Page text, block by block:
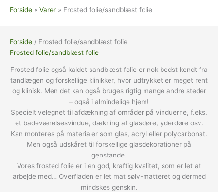
Forside Varer Frosted folie/sandblæst folie
Forside / Frosted folie/sandblæst folie
Frosted folie/sandblæst folie
Frosted folie også kaldet sandblæst folie er nok bedst kendt fra
tandlægen og forskellige klinikker, hvor udtrykket er meget rent
og klinisk. Men det kan også bruges rigtig mange andre steder
– også i almindelige hjem!
Specielt velegnet til afdækning af områder på vinduerne, f.eks.
et badeværelsesvindue, dækning af glasdøre, yderdøre osv.
Kan monteres på materialer som glas, acryl eller polycarbonat.
Men også udskåret til forskellige glasdekorationer på
genstande.
Vores frosted folie er i en god, kraftig kvalitet, som er let at
arbejde med… Overfladen er let mat sølv-matteret og dermed
mindskes genskin.